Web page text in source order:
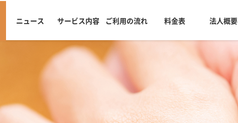
ニュース サービス内容 ご利用の流れ 料金表 法人概要